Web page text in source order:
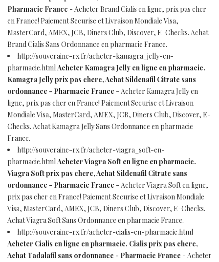
Pharmacie France - Acheter Brand Cialis en ligne, prix pas cher
en France! Paiement Securise et Livraison Mondiale Visa,
MasterCard, AMEX, JCB, Diners Club, Discover, E-Checks. Achat
Brand Cialis Sans Ordonnance en pharmacie France.
http://souveraine-rx.fr/acheter-kamagra_jelly-en-
pharmacie.htmlAcheter Kamagra Jelly en ligne en pharmacie.
Kamagra Jelly prix pas chere, Achat Sildenafil Citrate sans
ordonnance - Pharmacie France - Acheter Kamagra Jelly en
ligne, prix pas cher en France! Paiement Securise et Livraison
Mondiale Visa, MasterCard, AMEX, JCB, Diners Club, Discover, E-
Checks. Achat Kamagra Jelly Sans Ordonnance en pharmacie
France.
http://souveraine-rx.fr/acheter-viagra_soft-en-
pharmacie.htmlAcheter Viagra Soft en ligne en pharmacie.
Viagra Soft prix pas chere, Achat Sildenafil Citrate sans
ordonnance - Pharmacie France - Acheter Viagra Soft en ligne,
prix pas cher en France! Paiement Securise et Livraison Mondiale
Visa, MasterCard, AMEX, JCB, Diners Club, Discover, E-Checks.
Achat Viagra Soft Sans Ordonnance en pharmacie France.
http://souveraine-rx.fr/acheter-cialis-en-pharmacie.html
Acheter Cialis en ligne en pharmacie. Cialis prix pas chere,
Achat Tadalafil sans ordonnance - Pharmacie France - Acheter